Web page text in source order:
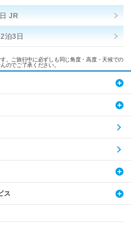
JR
泊3日
。ご旅行中に必ずしも同じ角度・高度・天候での
のでご了承ください。
ス